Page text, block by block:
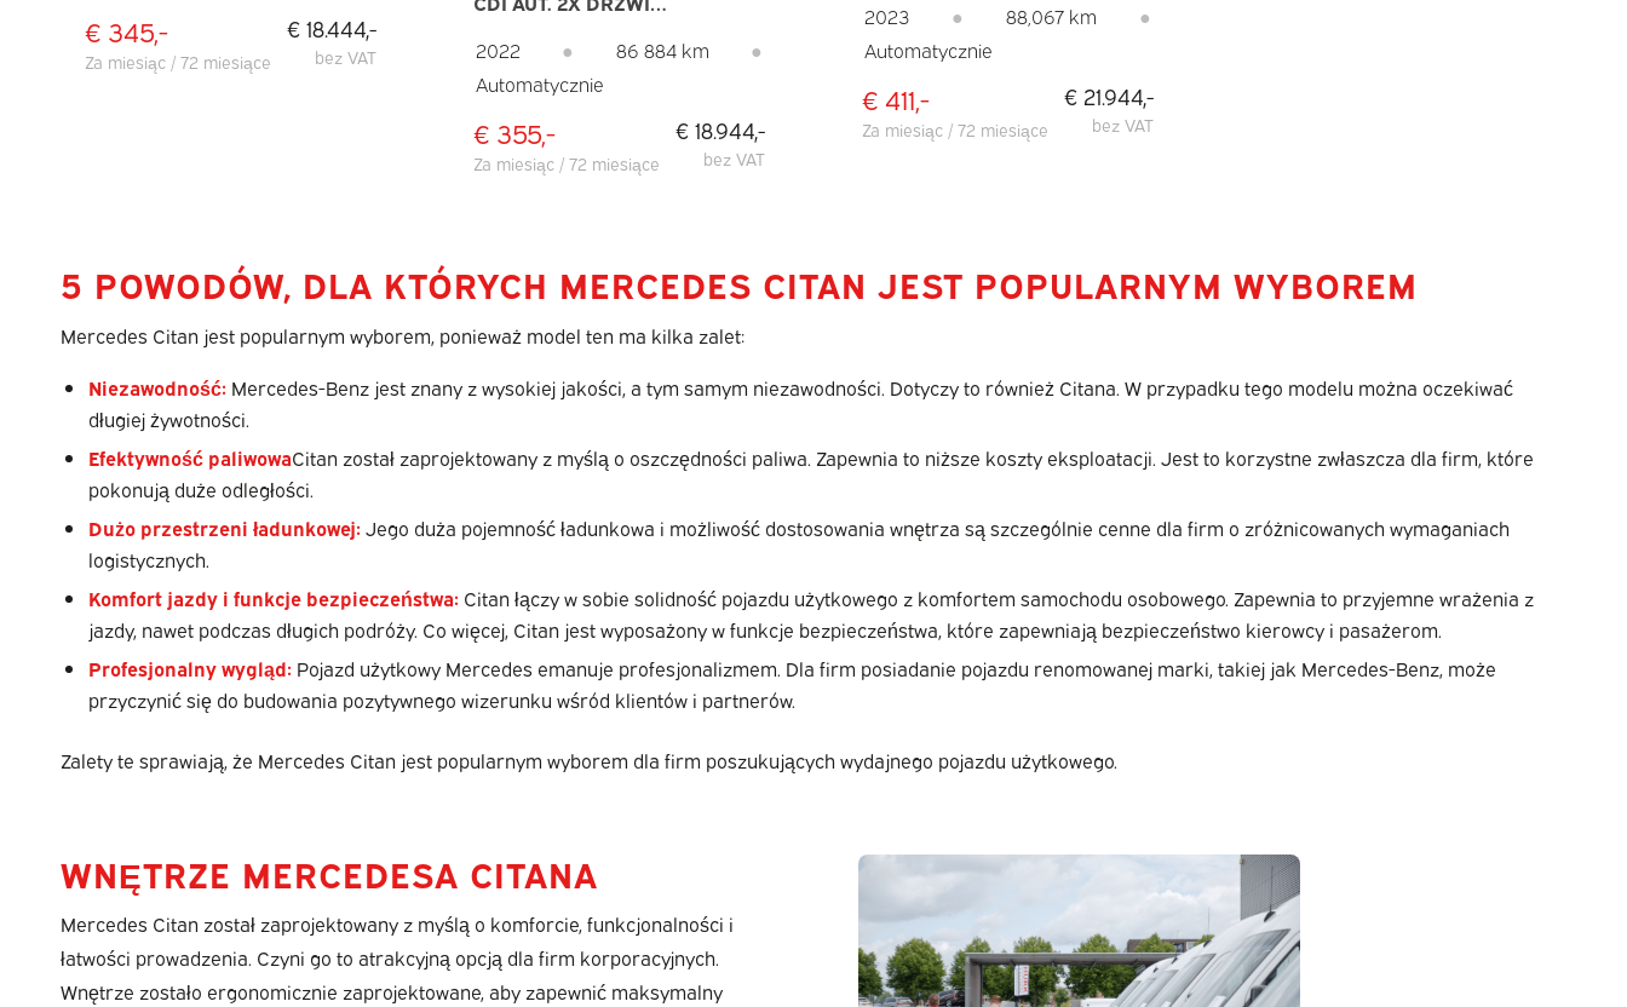
€ 345,-
Za miesiąc / 72 miesiące
€ 18.444,-
bez VAT OGRZEWANIE SIEDZEŃ/
CARPLAY/ KAMERA/ REJS/ HAK
HOLOWNICZY/ KLIMATYZACJA
2022 ● 86 884 km
●
Automatycznie
€ 355,-
Za miesiąc / 72 miesiące
€ 18.944,-
bez VAT
CARPLAY/ TEMPOMAT/
KLIMATYZACJA/ BAGAŻNIKI
DACHOWE
2023 ● 88,067 km
●
Automatycznie
€ 411,-
Za miesiąc / 72 miesiące
€ 21.944,-
bez VAT
5 POWODÓW, DLA KTÓRYCH MERCEDES CITAN JEST POPULARNYM WYBOREM
Mercedes Citan jest popularnym wyborem, ponieważ model ten ma kilka zalet:
Niezawodność: Mercedes-Benz jest znany z wysokiej jakości, a tym samym niezawodności. Dotyczy to również Citana. W przypadku tego modelu można oczekiwać
długiej żywotności.
Efektywność paliwowaCitan został zaprojektowany z myślą o oszczędności paliwa. Zapewnia to niższe koszty eksploatacji. Jest to korzystne zwłaszcza dla firm, które
pokonują duże odległości.
Dużo przestrzeni ładunkowej: Jego duża pojemność ładunkowa i możliwość dostosowania wnętrza są szczególnie cenne dla firm o zróżnicowanych wymaganiach
logistycznych.
Komfort jazdy i funkcje bezpieczeństwa: Citan łączy w sobie solidność pojazdu użytkowego z komfortem samochodu osobowego. Zapewnia to przyjemne wrażenia z
jazdy, nawet podczas długich podróży. Co więcej, Citan jest wyposażony w funkcje bezpieczeństwa, które zapewniają bezpieczeństwo kierowcy i pasażerom.
Profesjonalny wygląd: Pojazd użytkowy Mercedes emanuje profesjonalizmem. Dla firm posiadanie pojazdu renomowanej marki, takiej jak Mercedes-Benz, może
przyczynić się do budowania pozytywnego wizerunku wśród klientów i partnerów.
Zalety te sprawiają, że Mercedes Citan jest popularnym wyborem dla firm poszukujących wydajnego pojazdu użytkowego.
WNĘTRZE MERCEDESA CITANA
Mercedes Citan został zaprojektowany z myślą o komforcie, funkcjonalności i
łatwości prowadzenia. Czyni go to atrakcyjną opcją dla firm korporacyjnych.
Wnętrze zostało ergonomicznie zaprojektowane, aby zapewnić maksymalny